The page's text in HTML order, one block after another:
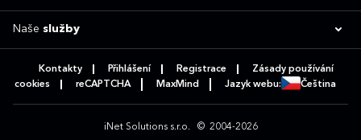
Naše služby
Kontakty Přihlášení Registrace
Zásady používání
cookies
reCAPTCHA MaxMind Jazyk webu: Čeština
iNet Solutions s.r.o. © 2004-2026